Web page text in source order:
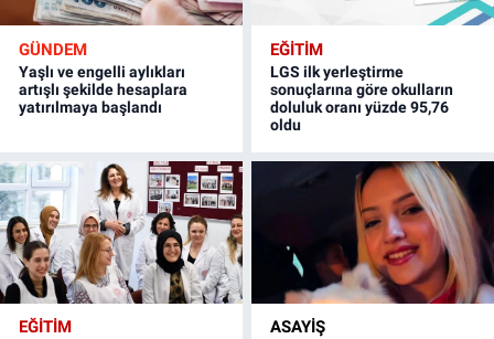
GÜNDEM
Yaşlı ve engelli aylıkları
artışlı şekilde hesaplara
yatırılmaya başlandı
EĞİTİM
LGS ilk yerleştirme
sonuçlarına göre okulların
doluluk oranı yüzde 95,76
oldu
EĞİTİM ASAYİŞ